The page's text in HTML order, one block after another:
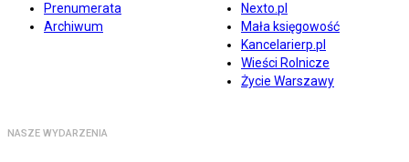
Prenumerata
Archiwum
Nexto.pl
Mała księgowość
Kancelarierp.pl
Wieści Rolnicze
Życie Warszawy
NASZE WYDARZENIA